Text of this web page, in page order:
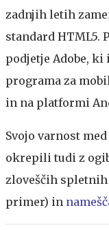
zadnjih letih
standard HTML5.
podjetje Adobe, ki
programa za
in na platformi
Svojo varnost
okrepili tudi z
zloveščih
primer) in